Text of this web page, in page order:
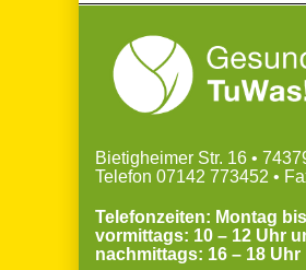
Bietigheimer Str. 16 •
Telefon 07142 773452 •
Telefonzeiten: Montag
vormittags: 10 – 12 Uhr
nachmittags: 16 – 18 Uhr